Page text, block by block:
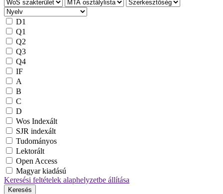
D1
Q1
Q2
Q3
Q4
IF
A
B
C
D
Wos Indexált
SJR indexált
Tudományos
Lektorált
Open Access
Magyar kiadású
Keresési feltételek alaphelyzetbe állítása
Keresés